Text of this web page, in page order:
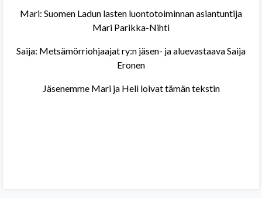
Mari: Suomen Ladun lasten luontotoiminnan asiantuntija
Mari Parikka-Nihti
Saija: Metsämörriohjaajat ry:n jäsen- ja aluevastaava Saija
Eronen
Jäsenemme Mari ja Heli loivat tämän tekstin